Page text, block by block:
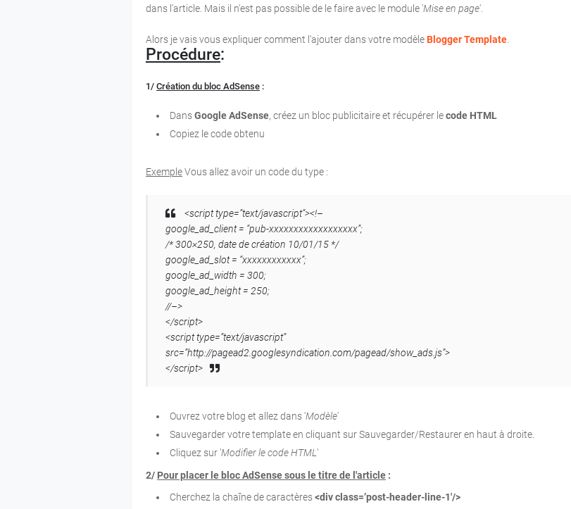
dans l'article. Mais il n'est pas possible de le faire avec le module 'Mise en page'.
Alors je vais vous expliquer comment l'ajouter dans votre modèleBlogger Template.
Procédure:
1/ Création du bloc AdSense :
DansGoogle AdSense, créez un bloc publicitaire et récupérer lecode HTML
Copiez le code obtenu
ExempleVous allez avoir un code du type :
<script type=”text/javascript”><!–
google_ad_client = “pub-xxxxxxxxxxxxxxxxxx”;
/* 300×250, date de création 10/01/15 */
google_ad_slot = “xxxxxxxxxxxx”;
google_ad_width = 300;
google_ad_height = 250;
//–>
</script>
<script type=”text/javascript”
src=”http://pagead2.googlesyndication.com/pagead/show_ads.js”>
</script>
Ouvrez votre blog et allez dans 'Modèle'
Sauvegarder votre template en cliquant sur Sauvegarder/Restaurer en haut à droite.
Cliquez sur 'Modifier le code HTML'
2/ Pour placer le bloc AdSense sous le titre de l'article :
Cherchez la chaîne de caractères<div class=’post-header-line-1′/>